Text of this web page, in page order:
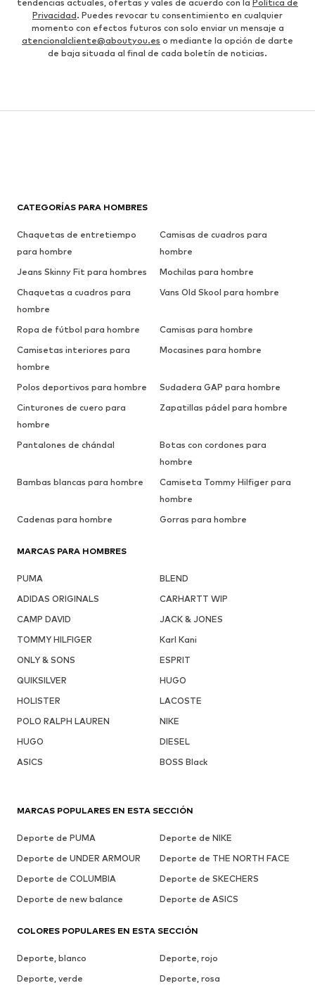
tendencias actuales, ofertas y vales de acuerdo con la Política de
Privacidad. Puedes revocar tu consentimiento en cualquier
momento con efectos futuros con solo enviar un mensaje a
atencionalcliente@aboutyou.es o mediante la opción de darte
de baja situada al final de cada boletín de noticias.
CATEGORÍAS PARA HOMBRES
Chaquetas de entretiempo
para hombre
Camisas de cuadros para
hombre
Jeans Skinny Fit para hombres
Mochilas para hombre
Chaquetas a cuadros para
hombre
Vans Old Skool para hombre
Ropa de fútbol para hombre
Camisas para hombre
Camisetas interiores para
hombre
Mocasines para hombre
Polos deportivos para hombre
Sudadera GAP para hombre
Cinturones de cuero para
hombre
Zapatillas pádel para hombre
Pantalones de chándal
Botas con cordones para
hombre
Bambas blancas para hombre
Camiseta Tommy Hilfiger para
hombre
Cadenas para hombre
Gorras para hombre
MARCAS PARA HOMBRES
PUMA
BLEND
ADIDAS ORIGINALS
CARHARTT WIP
CAMP DAVID
JACK & JONES
TOMMY HILFIGER
Karl Kani
ONLY & SONS
ESPRIT
QUIKSILVER
HUGO
HOLISTER
LACOSTE
POLO RALPH LAUREN
NIKE
HUGO
DIESEL
ASICS
BOSS Black
MARCAS POPULARES EN ESTA SECCIÓN
Deporte de PUMA
Deporte de NIKE
Deporte de UNDER ARMOUR
Deporte de THE NORTH FACE
Deporte de COLUMBIA
Deporte de SKECHERS
Deporte de new balance
Deporte de ASICS
COLORES POPULARES EN ESTA SECCIÓN
Deporte, blanco
Deporte, rojo
Deporte, verde
Deporte, rosa